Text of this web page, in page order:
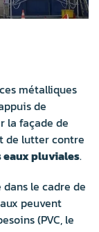
métalliques
de
la façade de
de lutter contre
eaux pluviales.
le cadre de
peuvent
(PVC, le